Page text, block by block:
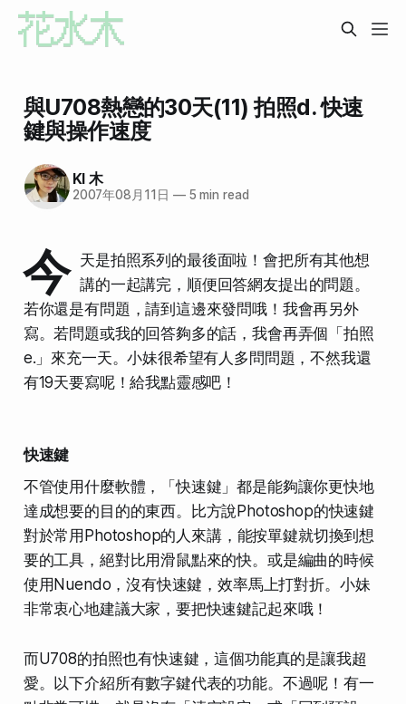
與U708熱戀的30天(11) 拍照d. 快速
鍵與操作速度
KI 木
2007年08月11日 —5 min read
今 天是拍照系列的最後面啦！會把所有其他想
講的一起講完，順便回答網友提出的問題。
若你還是有問題，請到這邊來發問哦！我會再另外
寫。若問題或我的回答夠多的話，我會再弄個「拍照
e.」來充一天。小妹很希望有人多問問題，不然我還
有19天要寫呢！給我點靈感吧！
快速鍵
不管使用什麼軟體，「快速鍵」都是能夠讓你更快地
達成想要的目的的東西。比方說Photoshop的快速鍵
對於常用Photoshop的人來講，能按單鍵就切換到想
要的工具，絕對比用滑鼠點來的快。或是編曲的時候
使用Nuendo，沒有快速鍵，效率馬上打對折。小妹
非常衷心地建議大家，要把快速鍵記起來哦！
而U708的拍照也有快速鍵，這個功能真的是讓我超
愛。以下介紹所有數字鍵代表的功能。不過呢！有一